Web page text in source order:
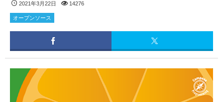
2021年3月22日 14276
オープンソース